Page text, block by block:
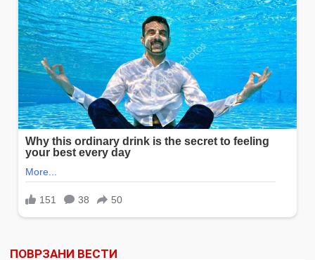
ПОВРЗАНИ ВЕСТИ